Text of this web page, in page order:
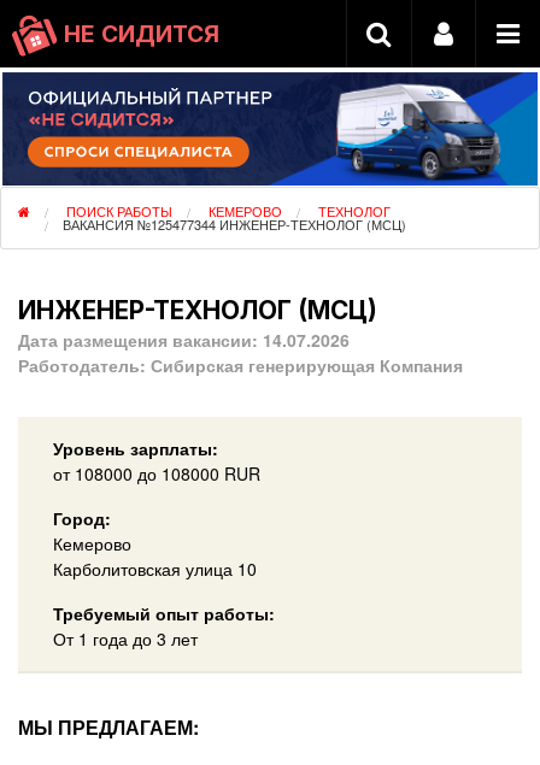
НЕ СИДИТСЯ
ПОИСК РАБОТЫ КЕМЕРОВО ТЕХНОЛОГ
ВАКАНСИЯ №125477344 ИНЖЕНЕР-ТЕХНОЛОГ (МСЦ)
ИНЖЕНЕР-ТЕХНОЛОГ (МСЦ)
Дата размещения вакансии: 14.07.2026
Работодатель: Сибирская генерирующая Компания
Уровень зарплаты:
от 108000 до 108000 RUR
Город:
Кемерово
Карболитовская улица 10
Требуемый опыт работы:
От 1 года до 3 лет
МЫ ПРЕДЛАГАЕМ: